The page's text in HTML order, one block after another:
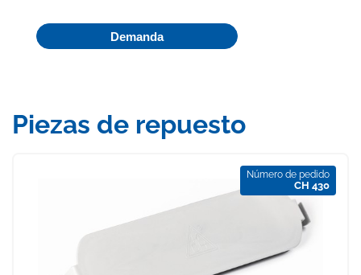
Demanda
Piezas de repuesto
Número de pedido
CH 430